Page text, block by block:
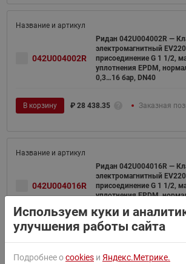
042U004002R
Ридан 042U004002R —
электромагнитный
присоединение G 1 1/2,
уплотнения EPDM,
0,3…16 бар, DN40
В корзину ₽ 28 438.35 Заказная
042U004016R
Ридан 042U004016R —
электромагнитный
присоединение G 1 1/2,
уплотнения EPDM,
В корзину ₽ 28 438.35 Заказная
Используем куки и
улучшения работы сайта
Подробнее оcookies и Яндекс.Метрике.